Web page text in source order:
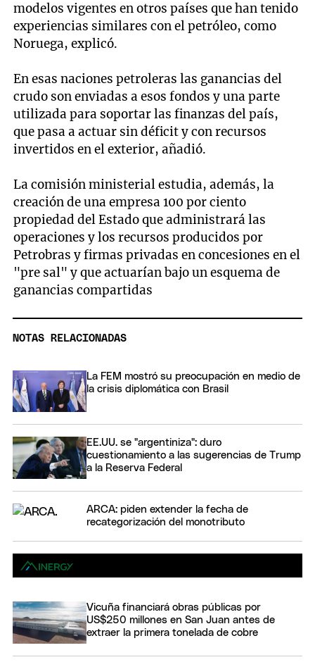
modelos vigentes en otros países que han tenido
experiencias similares con el petróleo, como
Noruega, explicó.
En esas naciones petroleras las ganancias del
crudo son enviadas a esos fondos y una parte
utilizada para soportar las finanzas del país,
que pasa a actuar sin déficit y con recursos
invertidos en el exterior, añadió.
La comisión ministerial estudia, además, la
creación de una empresa 100 por ciento
propiedad del Estado que administrará las
operaciones y los recursos producidos por
Petrobras y firmas privadas en concesiones en el
"pre sal" y que actuarían bajo un esquema de
ganancias compartidas
NOTAS RELACIONADAS
La FEM mostró su preocupación en medio de
la crisis diplomática con Brasil
EE.UU. se "argentiniza": duro
cuestionamiento a las sugerencias de Trump
a la Reserva Federal
ARCA: piden extender la fecha de
recategorización del monotributo
Vicuña financiará obras públicas por
US$250 millones en San Juan antes de
extraer la primera tonelada de cobre